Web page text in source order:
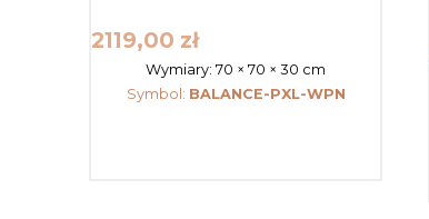
2119,00 zł
Wymiary:70 × 70 × 30 cm
Symbol: BALANCE-PXL-WPN